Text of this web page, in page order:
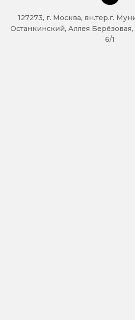
127273, г. Москва, вн.тер.г.
Останкинский, Аллея Берёзовая,
6/1